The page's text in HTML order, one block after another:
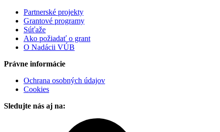
Partnerské projekty
Grantové programy
Súťaže
Ako požiadať o grant
O Nadácii VÚB
Právne informácie
Ochrana osobných údajov
Cookies
Sledujte nás aj na: